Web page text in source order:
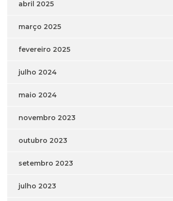
abril 2025
março 2025
fevereiro 2025
julho 2024
maio 2024
novembro 2023
outubro 2023
setembro 2023
julho 2023